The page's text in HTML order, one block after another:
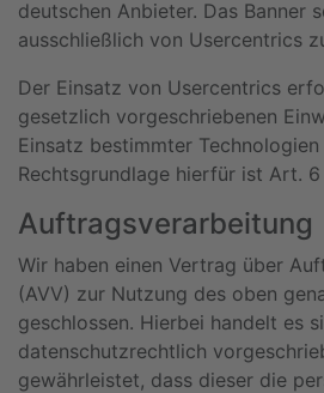
deutschen Anbieter. Das Banner
ausschließlich von Usercentrics
Der Einsatz von Usercentrics
gesetzlich vorgeschriebenen
Einsatz bestimmter Technologien
Rechtsgrundlage hierfür ist Art. 6
Auftragsverarbeitung
Wir haben einen Vertrag über
(AVV) zur Nutzung des oben
geschlossen. Hierbei handelt es
datenschutzrechtlich
gewährleistet, dass dieser die